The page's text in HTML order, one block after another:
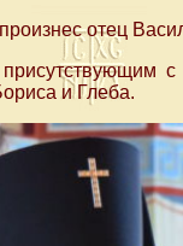
отец
и Глеба.